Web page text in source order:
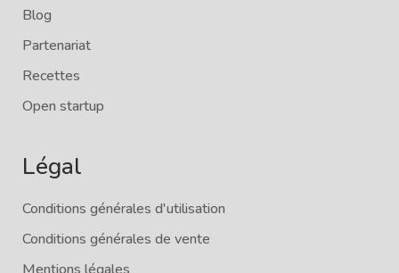
Blog
Partenariat
Recettes
Open startup
Légal
Conditions générales d'utilisation
Conditions générales de vente